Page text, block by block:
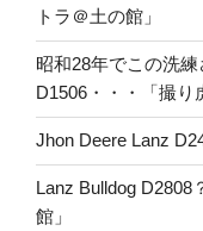
トラ＠土の館」
昭和28年でこの洗
D1506・・・「撮り
Jhon Deere Lanz
Lanz Bulldog D2808
館」